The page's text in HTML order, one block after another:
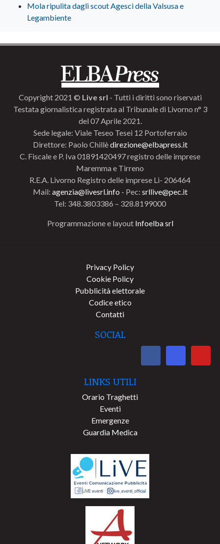
Mola ripulita dagli scout Agesci della Valsusa e
Legambiente
Copyright 2021 © Live srl - Tutti i diritti sono riservati
Testata giornalistica registrata al Tribunale di Livorno n° 3
del 07 Aprile 2021.
Sede legale: Viale Teseo Tesei 12 Portoferraio
Direttore: Paolo Chillèdirezione@elbapress.it
C. Fiscale e P. Iva 01891420497 registro delle imprese
Maremma e Tirreno
R.E.A. Livorno Registro delle imprese Li- 206464
Mail: agenzia@livesrl.info - Pec: srllive@pec.it
Tel: 348.3803386 – 328.8199000
Programmazione e layout Infoelba srl
Privacy Policy
Cookie Policy
Pubblicità elettorale
Codice etico
Contatti
SOCIAL
LINKS UTILI
Orario Traghetti
Eventi
Emergenze
Guardia Medica